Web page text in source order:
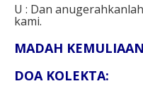
U : Dan
kami.
MADAH
DOA KOLEKTA: